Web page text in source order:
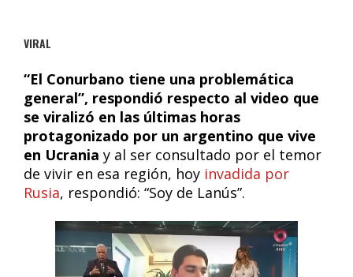
VIRAL
“El Conurbano tiene una problemática
general”, respondió respecto al video que
se viralizó en las últimas horas
protagonizado por un argentino que vive
en Ucrania y al ser consultado por el temor
de vivir en esa región, hoy invadida por
Rusia, respondió: “Soy de Lanús”.